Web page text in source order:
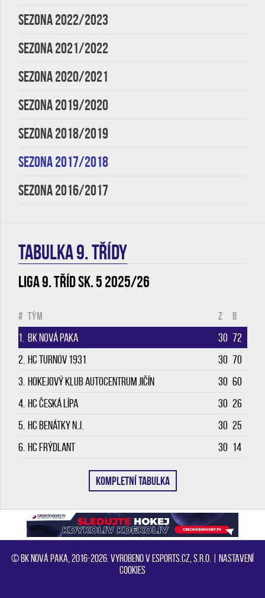
SEZONA 2022/2023
SEZONA 2021/2022
SEZONA 2020/2021
SEZONA 2019/2020
SEZONA 2018/2019
SEZONA 2017/2018
SEZONA 2016/2017
TABULKA 9. třídy
Liga 9. tříd sk. 5 2025/26
# Tým Z B
1. BK Nová Paka 30 72
2. HC Turnov 1931 30 70
3. Hokejový klub Autocentrum Jičín 30 60
4. HC Česká Lípa 30 26
5. HC Benátky n.J. 30 25
6. HC Frýdlant 30 14
KOMPLETNÍ TABULKA
© BK Nová Paka, 2016-2026. Vyrobeno v eSports.cz, s.r.o. | Nastavení
cookies